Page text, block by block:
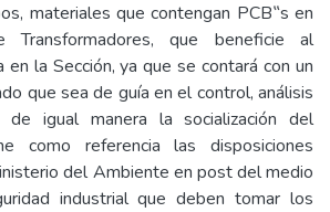
materiales que contengan PCB‟s en
que beneficie al
la Sección, ya que se contará con un
que sea de guía en el control, análisis
de igual manera la socialización del
como referencia las disposiciones
del Ambiente en post del medio
industrial que deben tomar los